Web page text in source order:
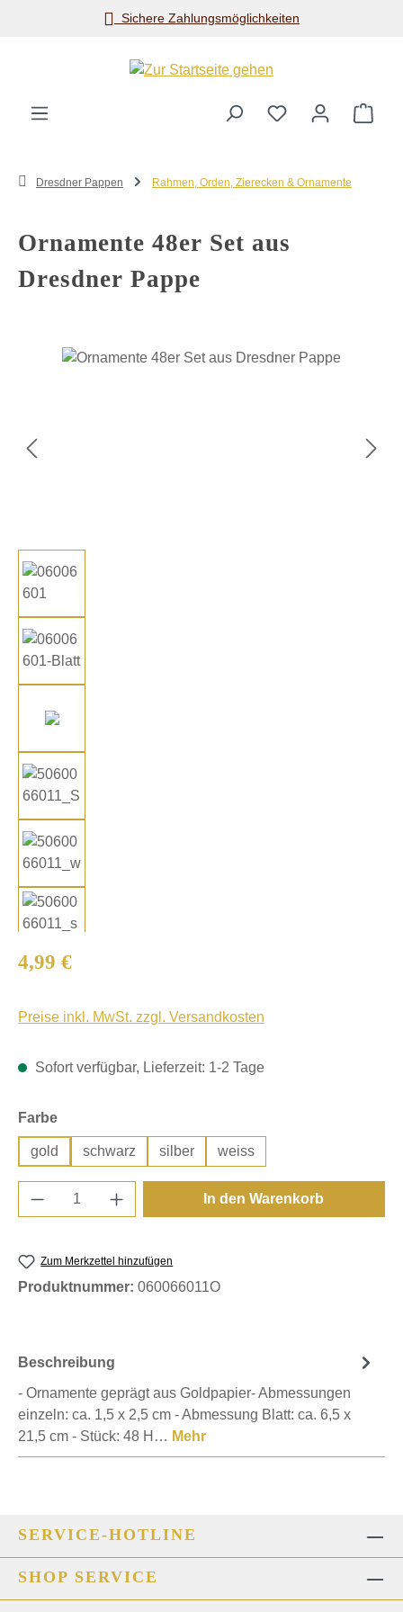
Zum Hauptinhalt springenSichere Zahlungsmöglichkeiten
Dresdner Pappen Rahmen, Orden, Zierecken & Ornamente
Ornamente 48er Set aus
Dresdner Pappe
Bildergalerie überspringen
Regulärer Preis:
4,99 €
Preise inkl. MwSt. zzgl. Versandkosten
Sofort verfügbar, Lieferzeit: 1-2 Tage
Farbeauswählen
gold schwarz silber weiss
Produkt Anzahl: Gib den gewünschten
In den Warenkorb
Zum Merkzettel hinzufügen
Produktnummer: 060066011O
Beschreibung
- Ornamente geprägt aus Goldpapier- Abmessungen
einzeln: ca. 1,5 x 2,5 cm - Abmessung Blatt: ca. 6,5 x
21,5 cm - Stück: 48 H… Mehr
SERVICE-HOTLINE
SHOP SERVICE